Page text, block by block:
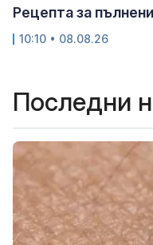
Рецепта за
10:10 • 08.08.26
Последни